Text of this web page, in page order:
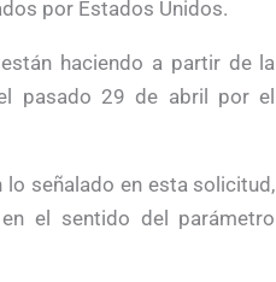
por Estados Unidos.
haciendo a partir de la
pasado 29 de abril por el
señalado en esta solicitud,
el sentido del parámetro